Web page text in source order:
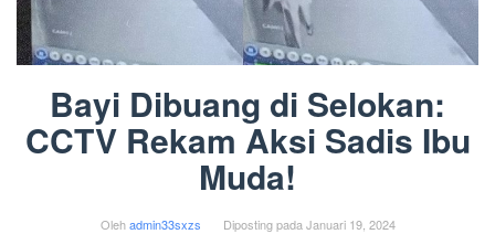
Bayi Dibuang di Selokan:
CCTV Rekam Aksi Sadis Ibu
Muda!
Olehadmin33sxzs Diposting pada Januari 19, 2024